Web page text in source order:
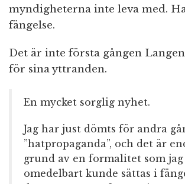
myndigheterna inte leva med.
fängelse.
Det är inte första gången
för sina yttranden.
En mycket sorglig nyhet.
Jag har just dömts för andra
”hatpropaganda”, och det är
grund av en formalitet som
omedelbart kunde sättas i